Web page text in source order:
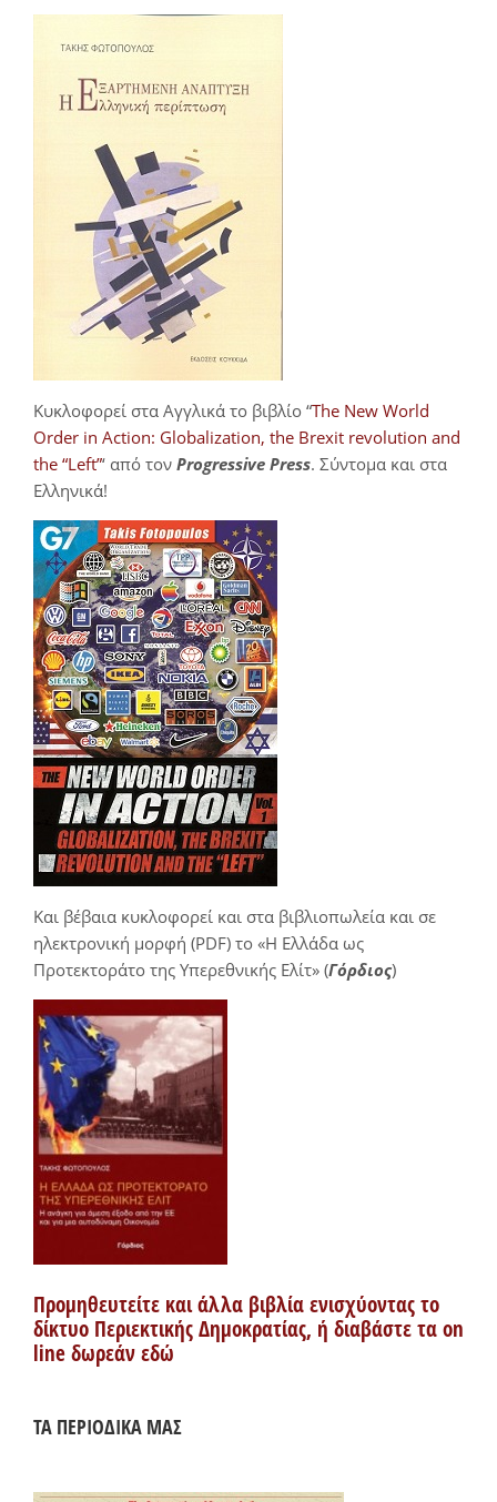
Κυκλοφορεί στα Αγγλικά το βιβλίο “The New World
Order in Action: Globalization, the Brexit revolution and
the “Left”‘ από τον Progressive Press. Σύντομα και στα
Ελληνικά!
Και βέβαια κυκλοφορεί και στα βιβλιοπωλεία και σε
ηλεκτρονική μορφή (PDF) το «Η Ελλάδα ως
Προτεκτοράτο της Υπερεθνικής Ελίτ» (Γόρδιος)
Προμηθευτείτε και άλλα βιβλία ενισχύοντας το
δίκτυο Περιεκτικής Δημοκρατίας, ή διαβάστε τα on
line δωρεάν εδώ
ΤΑ ΠΕΡΙΟΔΙΚΑ ΜΑΣ